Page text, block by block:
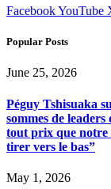
FacebookYouTube
Popular Posts
June 25, 2026
Péguy Tshisuaka
sommes de
tout prix que notre
tirer vers le bas”
May 1, 2026